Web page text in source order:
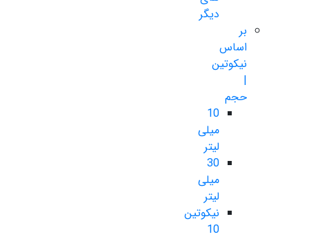
دیگر
بر
اساس
نیکوتین
|
حجم
10
میلی
لیتر
30
میلی
لیتر
نیکوتین
10